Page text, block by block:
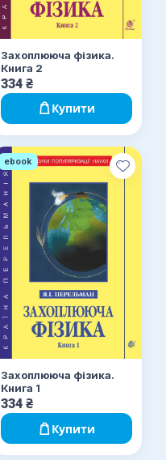
Захоплююча фізика.
Книга 2
334 ₴
Купити
ebook
Захоплююча фізика.
Книга 1
334 ₴
Купити